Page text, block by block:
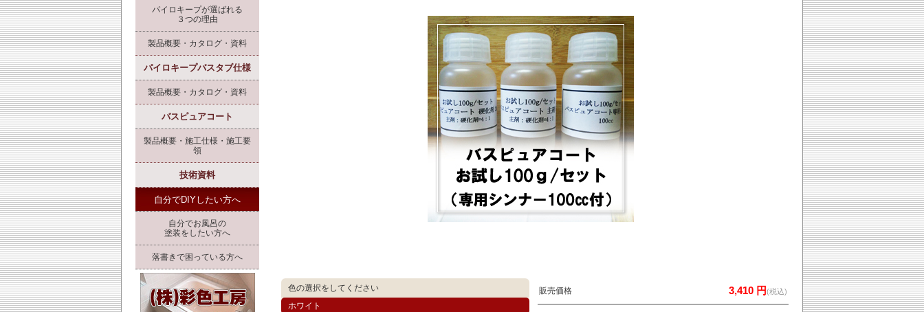
パイロキープが選ばれる
３つの理由
製品概要・カタログ・資料
パイロキープバスタブ仕様
製品概要・カタログ・資料
バスピュアコート
製品概要・施工仕様・施工要
領
技術資料
自分でDIYしたい方へ
自分でお風呂の
塗装をしたい方へ
落書きで困っている方へ
色の選択をしてください
ホワイト
販売価格 3,410 円(税込)